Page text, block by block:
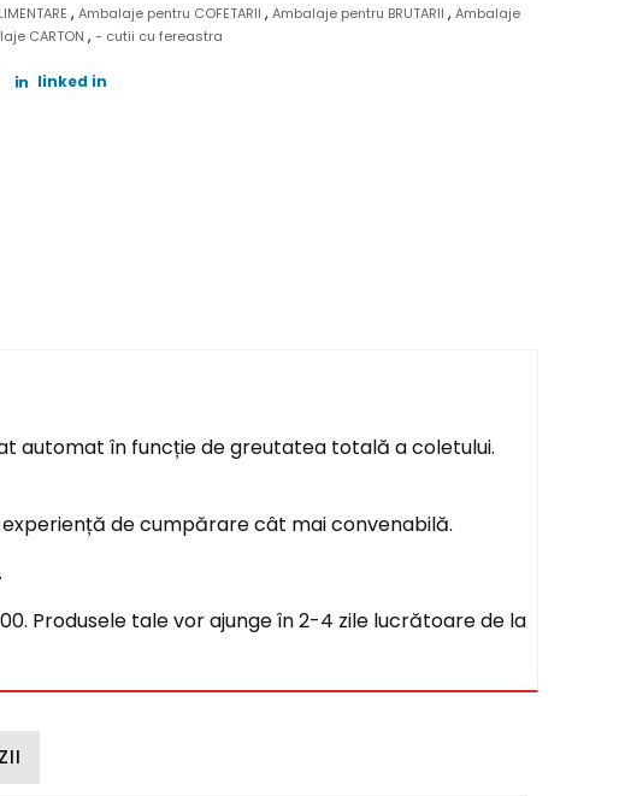
,Ambalaje pentru COFETARII,Ambalaje pentru BRUTARII,Ambalaje
CARTON , - cutii cu fereastra
linked in
automat în funcție de greutatea totală a coletului.
de cumpărare cât mai convenabilă.
Produsele tale vor ajunge în 2-4 zile lucrătoare de la